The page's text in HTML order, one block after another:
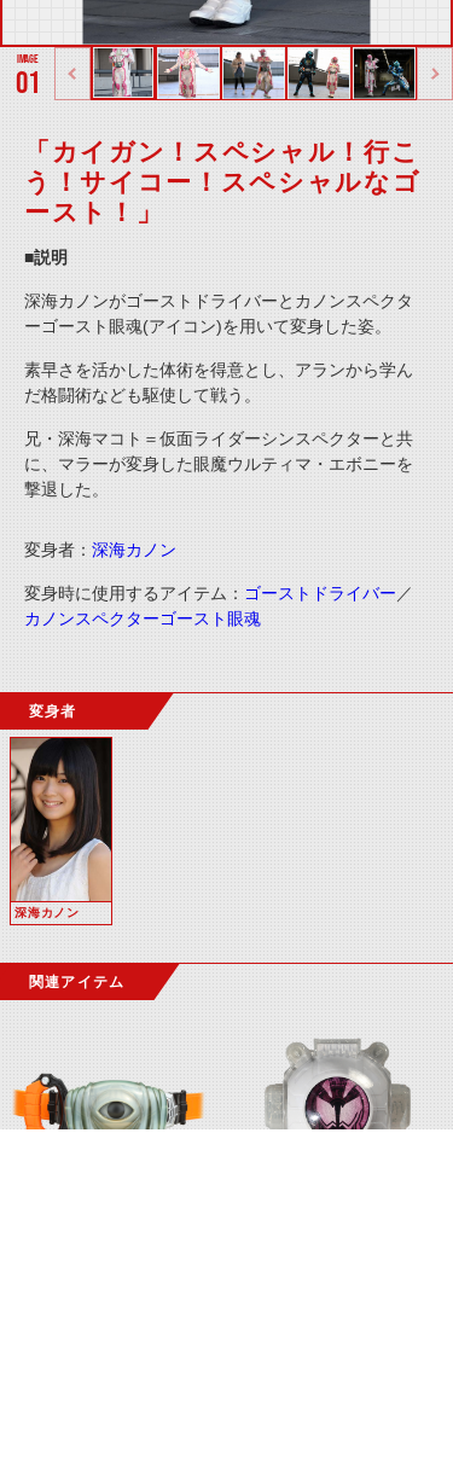
01
「カイガン！スペシャル！行こ
う！サイコー！スペシャルなゴ
ースト！」
■説明
深海カノンがゴーストドライバーとカノンスペクタ
ーゴースト眼魂(アイコン)を用いて変身した姿。
素早さを活かした体術を得意とし、アランから学ん
だ格闘術なども駆使して戦う。
兄・深海マコト＝仮面ライダーシンスペクターと共
に、マラーが変身した眼魔ウルティマ・エボニーを
撃退した。
変身者： 深海カノン
変身時に使用するアイテム： ゴーストドライバー ／
カノンスペクターゴースト眼魂
変身者
深海カノン
関連アイテム